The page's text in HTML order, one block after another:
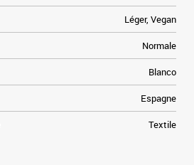
Léger, Vegan
Normale
Blanco
Espagne
Textile